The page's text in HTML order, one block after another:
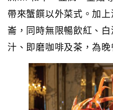
帶來蟹饌以外菜式。加
崙，同時無限暢飲紅、
汁、即磨咖啡及茶，為晚